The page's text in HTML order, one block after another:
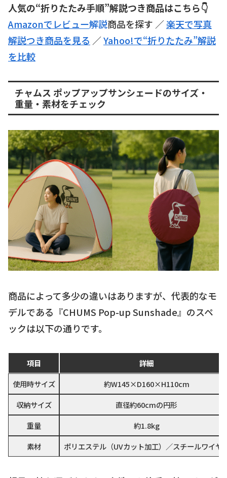
人気の“折りたたみ手順”解説つき商品はこちら👇
Amazonでレビュー解説商品を探す ／楽天で写真
解説つき商品を見る ／Yahoo!で“折りたたみ”解説
を比較
チャムス ポップアップサンシェードのサイズ・
重量・素材をチェック
商品によって多少の違いはありますが、代表的なモ
デルである『CHUMS Pop-up Sunshade』のスペ
ックは以下の通りです。
項目
詳細
使用時サイズ
約W145×D160×H110cm
収納サイズ
直径約60cmの円形
重量
約1.8kg
素材
ポリエステル（UVカット加工）／スチールワイヤ